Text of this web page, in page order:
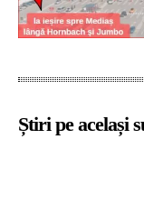
Știri pe același